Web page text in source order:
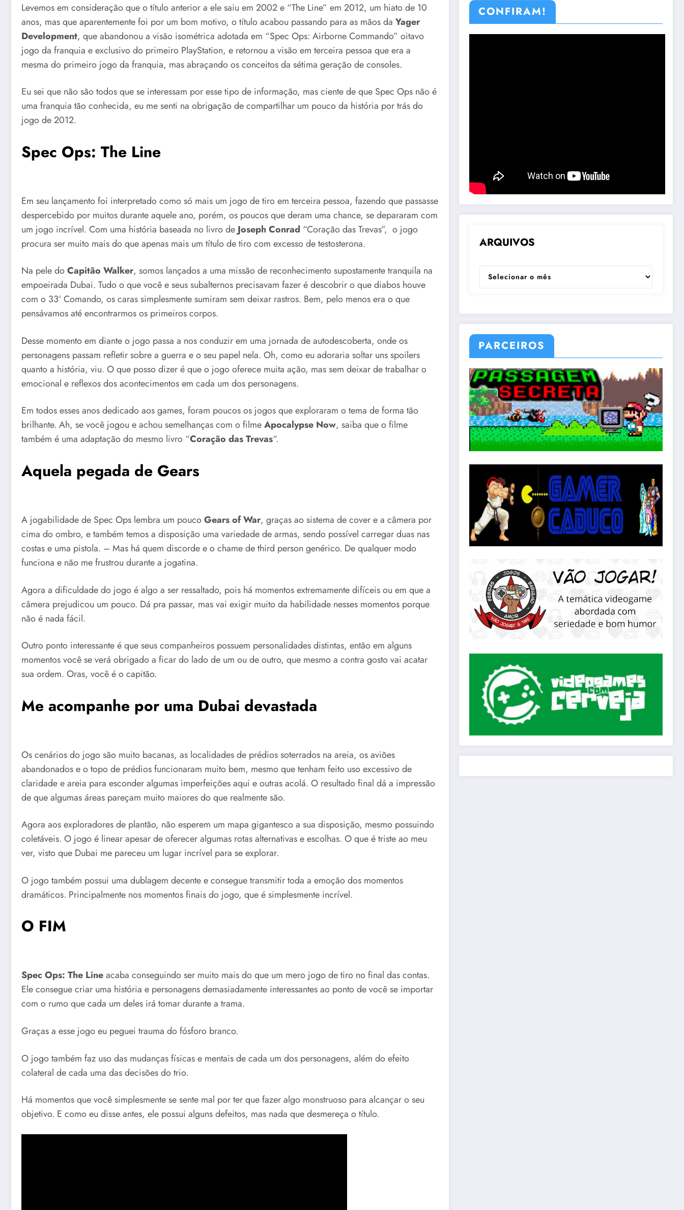
Levemos em consideração que o título anterior a ele saiu em 2002 e “The Line” em 2012, um hiato de 10
anos, mas que aparentemente foi por um bom motivo, o título acabou passando para as mãos da Yager
Development, que abandonou a visão isométrica adotada em “Spec Ops: Airborne Commando” oitavo
jogo da franquia e exclusivo do primeiro PlayStation, e retornou a visão em terceira pessoa que era a
mesma do primeiro jogo da franquia, mas abraçando os conceitos da sétima geração de consoles.
Eu sei que não são todos que se interessam por esse tipo de informação, mas ciente de que Spec Ops não é
uma franquia tão conhecida, eu me senti na obrigação de compartilhar um pouco da história por trás do
jogo de 2012.
Spec Ops: The Line
Em seu lançamento foi interpretado como só mais um jogo de tiro em terceira pessoa, fazendo que passasse
despercebido por muitos durante aquele ano, porém, os poucos que deram uma chance, se depararam com
um jogo incrível. Com uma história baseada no livro de Joseph Conrad “Coração das Trevas”, o jogo
procura ser muito mais do que apenas mais um título de tiro com excesso de testosterona.
Na pele doCapitão Walker, somos lançados a uma missão de reconhecimento supostamente tranquila na
empoeirada Dubai. Tudo o que você e seus subalternos precisavam fazer é descobrir o que diabos houve
com o 33º Comando, os caras simplesmente sumiram sem deixar rastros. Bem, pelo menos era o que
pensávamos até encontrarmos os primeiros corpos.
Desse momento em diante o jogo passa a nos conduzir em uma jornada de autodescoberta, onde os
personagens passam refletir sobre a guerra e o seu papel nela. Oh, como eu adoraria soltar uns spoilers
quanto a história, viu. O que posso dizer é que o jogo oferece muita ação, mas sem deixar de trabalhar o
emocional e reflexos dos acontecimentos em cada um dos personagens.
Em todos esses anos dedicado aos games, foram poucos os jogos que exploraram o tema de forma tão
brilhante. Ah, se você jogou e achou semelhanças com o filmeApocalypse Now, saiba que o filme
também é uma adaptação do mesmo livro “Coração das Trevas“.
Aquela pegada de Gears
A jogabilidade de Spec Ops lembra um poucoGears of War, graças ao sistema de cover e a câmera por
cima do ombro, e também temos a disposição uma variedade de armas, sendo possível carregar duas nas
costas e uma pistola. – Mas há quem discorde e o chame de third person genérico. De qualquer modo
funciona e não me frustrou durante a jogatina.
Agora a dificuldade do jogo é algo a ser ressaltado, pois há momentos extremamente difíceis ou em que a
câmera prejudicou um pouco. Dá pra passar, mas vai exigir muito da habilidade nesses momentos porque
não é nada fácil.
Outro ponto interessante é que seus companheiros possuem personalidades distintas, então em alguns
momentos você se verá obrigado a ficar do lado de um ou de outro, que mesmo a contra gosto vai acatar
sua ordem. Oras, você é o capitão.
Me acompanhe por uma Dubai devastada
Os cenários do jogo são muito bacanas, as localidades de prédios soterrados na areia, os aviões
abandonados e o topo de prédios funcionaram muito bem, mesmo que tenham feito uso excessivo de
claridade e areia para esconder algumas imperfeições aqui e outras acolá. O resultado final dá a impressão
de que algumas áreas pareçam muito maiores do que realmente são.
Agora aos exploradores de plantão, não esperem um mapa gigantesco a sua disposição, mesmo possuindo
coletáveis. O jogo é linear apesar de oferecer algumas rotas alternativas e escolhas. O que é triste ao meu
ver, visto que Dubai me pareceu um lugar incrível para se explorar.
O jogo também possui uma dublagem decente e consegue transmitir toda a emoção dos momentos
dramáticos. Principalmente nos momentos finais do jogo, que é simplesmente incrível.
O FIM
Spec Ops: The Lineacaba conseguindo ser muito mais do que um mero jogo de tiro no final das contas.
Ele consegue criar uma história e personagens demasiadamente interessantes ao ponto de você se importar
com o rumo que cada um deles irá tomar durante a trama.
Graças a esse jogo eu peguei trauma do fósforo branco.
O jogo também faz uso das mudanças físicas e mentais de cada um dos personagens, além do efeito
colateral de cada uma das decisões do trio.
Há momentos que você simplesmente se sente mal por ter que fazer algo monstruoso para alcançar o seu
objetivo. E como eu disse antes, ele possui alguns defeitos, mas nada que desmereça o título.
CONFIRAM!
ARQUIVOS
ARQUIVOS
PARCEIROS